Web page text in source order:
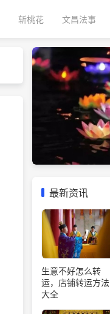
斩桃花 文昌法事
最新资讯
生意不好怎么转
运，店铺转运方法
大全